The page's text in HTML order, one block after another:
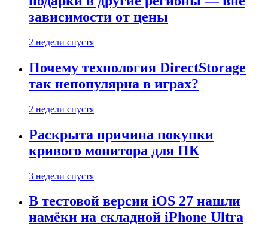
зависимости от цены
2 недели спустя
Почему технология DirectStorage
так непопулярна в играх?
2 недели спустя
Раскрыта причина покупки
кривого монитора для ПК
3 недели спустя
В тестовой версии iOS 27 нашли
намёки на складной iPhone Ultra